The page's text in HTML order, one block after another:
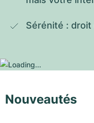
Sérénité :
Nouveautés